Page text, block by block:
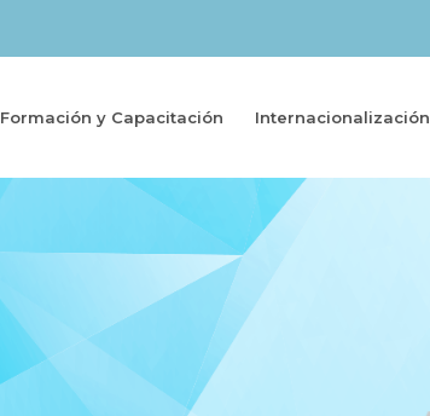
Formación y Capacitación Internacionalización